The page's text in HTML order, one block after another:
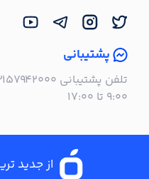
پشتیبانی
۹:۰۰ تا ۱۷:۰۰
از جدید